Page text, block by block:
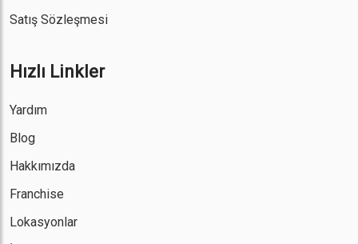
Satış Sözleşmesi
Hızlı Linkler
Yardım
Blog
Hakkımızda
Franchise
Lokasyonlar